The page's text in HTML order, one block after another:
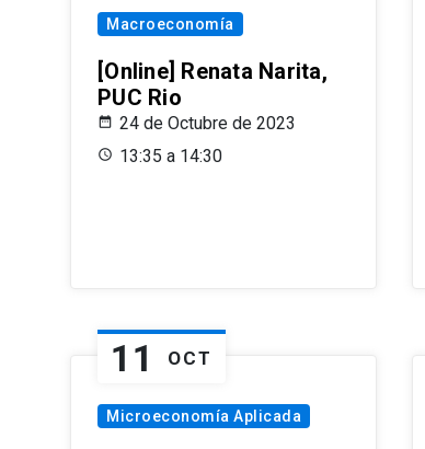
Macroeconomía
[Online] Renata Narita,
PUC Rio
24 de Octubre de 2023
13:35 a 14:30
11 OCT
Microeconomía Aplicada